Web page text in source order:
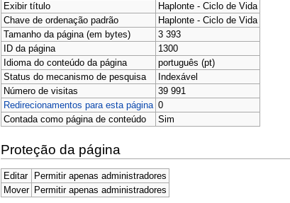
Exibir título
Haplonte - Ciclo de Vida
Chave de ordenação padrão
Haplonte - Ciclo de Vida
Tamanho da página (em bytes)
3 393
ID da página
1300
Idioma do conteúdo da página
português (pt)
Status do mecanismo de pesquisa
Indexável
Número de visitas
39 991
Redirecionamentos para esta página 0
Contada como página de conteúdo
Sim
Proteção da página
Editar
Permitir apenas administradores
Mover Permitir apenas administradores